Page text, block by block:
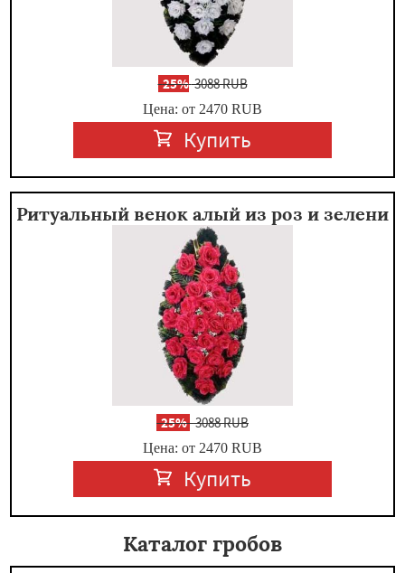
-25%3088 RUB
Цена: от 2470 RUB
Купить
Ритуальный венок алый из роз и зелени
-25%3088 RUB
Цена: от 2470 RUB
Купить
Каталог гробов